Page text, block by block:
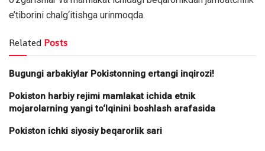
e’tiborini chalg‘itishga urinmoqda.
Related Posts
Bugungi arbakiylar Pokistonning ertangi inqirozi!
Pokiston harbiy rejimi mamlakat ichida etnik
mojarolarning yangi to‘lqinini boshlash arafasida
Pokiston ichki siyosiy beqarorlik sari